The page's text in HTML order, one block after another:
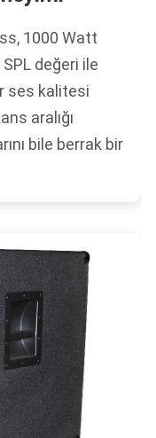
1000 Watt
değeri ile
ses kalitesi
aralığı
bile berrak bir